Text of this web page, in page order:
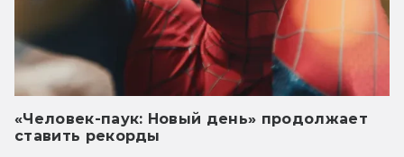
«Человек-паук: Новый день» продолжает
ставить рекорды